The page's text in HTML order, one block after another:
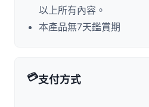
以上所有內容。
本產品無7天鑑賞期
💳支付方式